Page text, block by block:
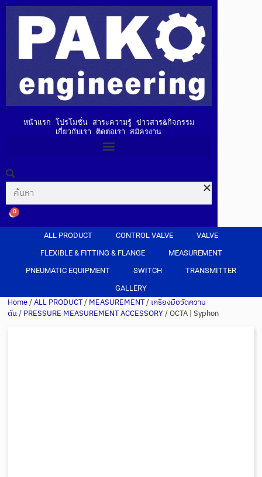
หน้าแรก โปรโมชั่น สาระความรู้ ข่าวสาร&กิจกรรม
เกี่ยวกับเรา
ติดต่อเรา สมัครงาน
0
ALL PRODUCT CONTROL VALVE
VALVE
FLEXIBLE & FITTING & FLANGE
MEASUREMENT
PNEUMATIC EQUIPMENT
SWITCH
TRANSMITTER
GALLERY
Home/ALL PRODUCT/MEASUREMENT/เครื่องมือวัดความ
ดัน/PRESSURE MEASUREMENT ACCESSORY/ OCTA | Syphon